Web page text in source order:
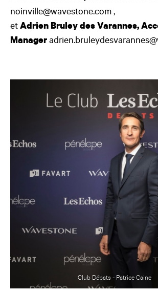
noinville@wavestone.com ,
et Adrien Bruley des Varannes,
Manager
Club Débats - Patrice Caine